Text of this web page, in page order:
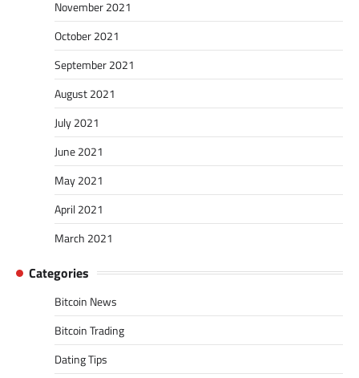
November 2021
October 2021
September 2021
August 2021
July 2021
June 2021
May 2021
April 2021
March 2021
Categories
Bitcoin News
Bitcoin Trading
Dating Tips